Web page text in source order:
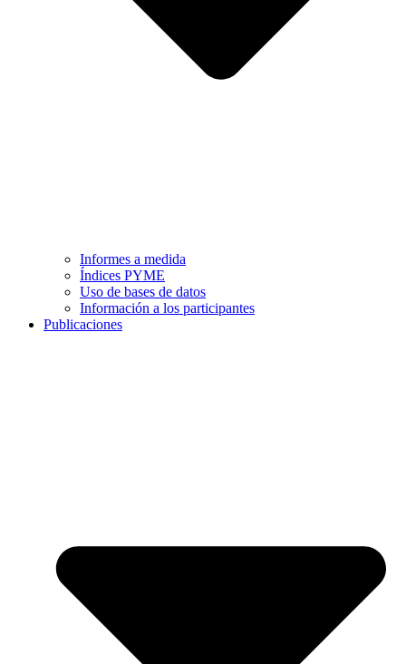
Informes a medida
Índices PYME
Uso de bases de datos
Información a los participantes
Publicaciones